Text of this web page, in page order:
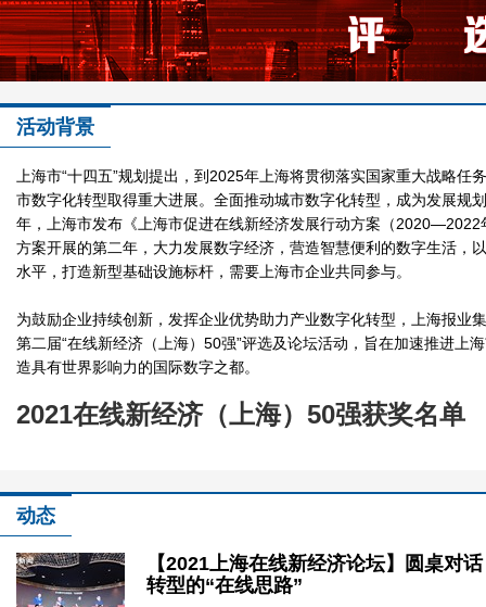
活动背景
上海市“十四五”规划提出，到2025年上海将贯彻落实国家重大战略任
市数字化转型取得重大进展。全面推动城市数字化转型，成为发展规
年，上海市发布《上海市促进在线新经济发展行动方案（2020—2022
方案开展的第二年，大力发展数字经济，营造智慧便利的数字生活，
水平，打造新型基础设施标杆，需要上海市企业共同参与。
为鼓励企业持续创新，发挥企业优势助力产业数字化转型，上海报业
第二届“在线新经济（上海）50强”评选及论坛活动，旨在加速推进上
造具有世界影响力的国际数字之都。
2021在线新经济（上海）50强获奖名单
动态
【2021上海在线新经济论坛】圆桌对
转型的“在线思路”
2021在线新经济（上海）50强：新增长 新